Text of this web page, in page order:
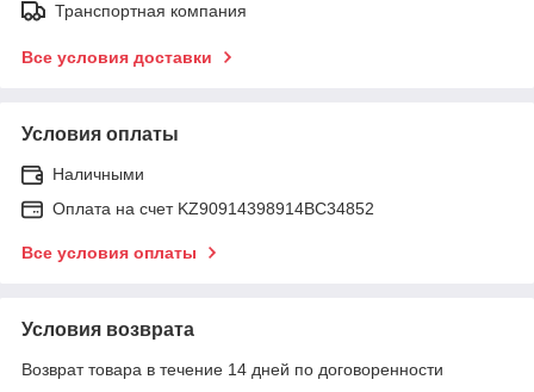
Транспортная компания
Все условия доставки
Условия оплаты
Наличными
Оплата на счет KZ90914398914ВС34852
Все условия оплаты
Условия возврата
Возврат товара в течение 14 дней по договоренности